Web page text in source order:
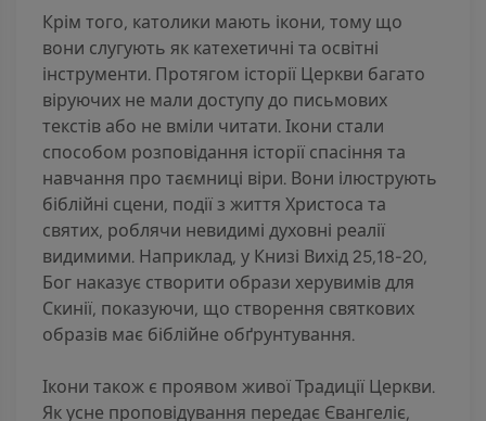
Крім того, католики мають ікони, тому що
вони слугують як катехетичні та освітні
інструменти. Протягом історії Церкви багато
віруючих не мали доступу до письмових
текстів або не вміли читати. Ікони стали
способом розповідання історії спасіння та
навчання про таємниці віри. Вони ілюструють
біблійні сцени, події з життя Христоса та
святих, роблячи невидимі духовні реалії
видимими. Наприклад, у Книзі Вихід 25,18-20,
Бог наказує створити образи херувимів для
Скинії, показуючи, що створення святкових
образів має біблійне обґрунтування.
Ікони також є проявом живої Традиції Церкви.
Як усне проповідування передає Євангеліє,